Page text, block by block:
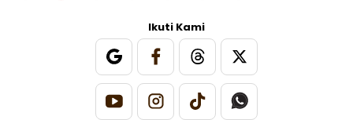
Ikuti Kami